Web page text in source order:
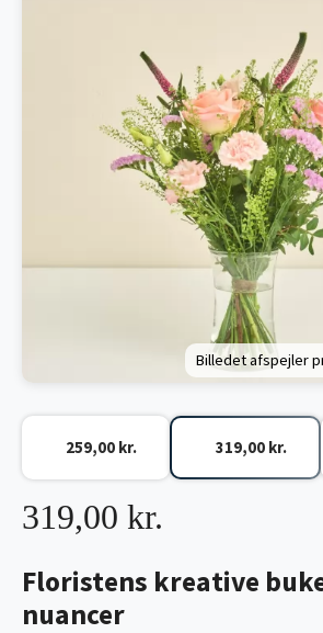
Billedet afspejler
Floristens kreative
nuancer
319,00 kr.
259,00 kr. 319,00 kr.